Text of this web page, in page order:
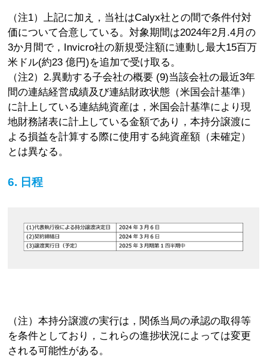
（注1）上記に加え，当社はCalyx社との間で条件付対
価について合意している。対象期間は2024年2月.4月の
3か月間で，Invicro社の新規受注額に連動し最大15百万
米ドル(約23 億円)を追加で受け取る。
（注2）2.異動する子会社の概要 (9)当該会社の最近3年
間の連結経営成績及び連結財政状態（米国会計基準）
に計上している連結純資産は，米国会計基準により現
地財務諸表に計上している金額であり，本持分譲渡に
よる損益を計算する際に使用する純資産額（未確定）
とは異なる。
6. 日程
（注）本持分譲渡の実行は，関係当局の承認の取得等
を条件としており，これらの進捗状況によっては変更
される可能性がある。